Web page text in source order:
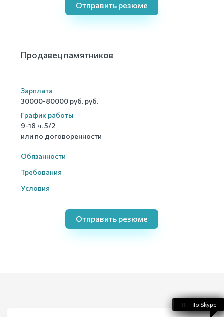
Отправить резюме
Продавец памятников
Зарплата
30000-80000 руб. руб.
График работы
9-18 ч. 5/2
или по договоренности
Обязанности
Требования
Условия
Отправить резюме
По телефону
По WhatsApp
По Telegram
По Viber
По Skype